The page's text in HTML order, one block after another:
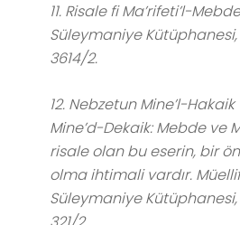
11. Risale fi Ma’rifeti’l-
Süleymaniye Kütüphanesi,
3614/2.
12. Nebzetun Mine’l-
Mine’d-Dekaik: Mebde ve
risale olan bu eserin, bir
olma ihtimali vardır.
Süleymaniye